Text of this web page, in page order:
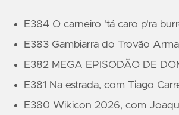
E384 O carneiro 'tá caro p'ra
E383 Gambiarra do Trovão
E382 MEGA EPISODÃO DE
E381 Na estrada, com Tiago
E380 Wikicon 2026, com